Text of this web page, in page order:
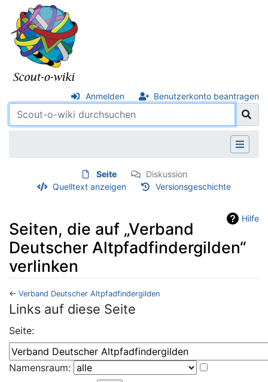
Anmelden Benutzerkonto beantragen
Seite
Diskussion
Quelltext anzeigen
Versionsgeschichte
Hilfe
Seiten, die auf „Verband
Deutscher Altpfadfindergilden“
verlinken
← Verband Deutscher Altpfadfindergilden
Wechseln zu: Navigation,Suche
Links auf diese Seite
Seite:
Namensraum: